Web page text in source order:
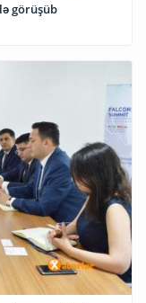
görüşüb